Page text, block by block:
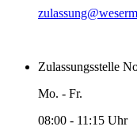
Zulassungsstelle
Mo. - Fr.
08:00 - 11:15 Uhr